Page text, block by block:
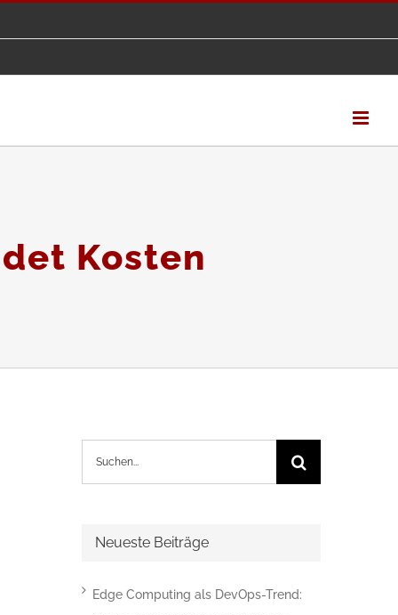
Kosten
Neueste Beiträge
Edge Computing als DevOps-Trend: